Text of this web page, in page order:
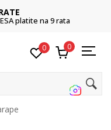
platite na 9 rata
0 0